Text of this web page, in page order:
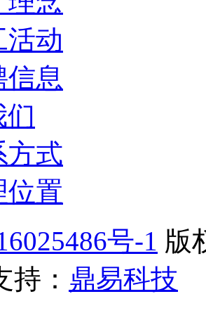
活动
信息
方式
位置
号-1 版
持： 鼎易科技